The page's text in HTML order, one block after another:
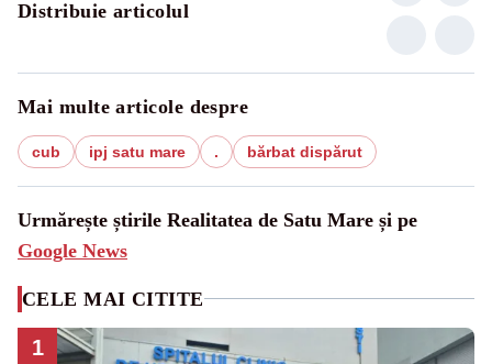
Distribuie articolul
Mai multe articole despre
cub ipj satu mare . bărbat dispărut
Urmărește știrile Realitatea de Satu Mare și pe
Google News
CELE MAI CITITE
1